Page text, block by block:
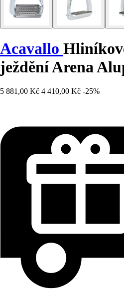
Acavallo
ježdění Arena
5 881,00 Kč 4 410,00 Kč -25%